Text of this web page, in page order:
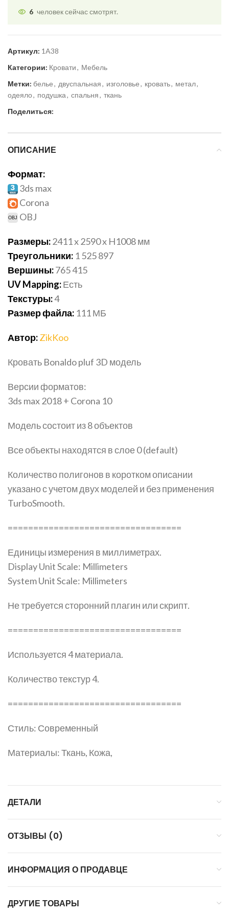
6 человек сейчас смотрят.
Артикул: 1A38
Категории: Кровати, Мебель
Метки: белье, двуспальная, изголовье, кровать, метал,
одеяло, подушка, спальня, ткань
Поделиться:
ОПИСАНИЕ
Формат:
3ds max
Corona
OBJ
Размеры:2411 x 2590 x H1008мм
Треугольники: 1 525 897
Вершины:765 415
UV Mapping:Есть
Текстуры:4
Размер файла: 111 МБ
Автор:ZikKoo
Кровать Bonaldo pluf 3D модель
Версии форматов:
3ds max 2018 + Corona 10
Модель состоит из 8 объектов
Все объекты находятся в слое 0 (default)
Количество полигонов в коротком описании
указано с учетом двух моделей и без применения
TurboSmooth.
==================================
Единицы измерения в миллиметрах.
Display Unit Scale: Millimeters
System Unit Scale: Millimeters
Не требуется сторонний плагин или скрипт.
==================================
Используется 4 материала.
Количество текстур 4.
==================================
Стиль: Современный
Материалы: Ткань, Кожа,
ДЕТАЛИ
ОТЗЫВЫ (0)
ИНФОРМАЦИЯ О ПРОДАВЦЕ
ДРУГИЕ ТОВАРЫ